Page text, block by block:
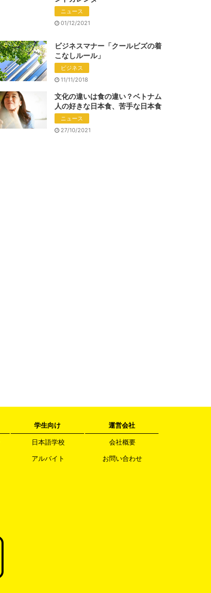
ニュース
01/12/2021
ビジネスマナー「クールビズの着
こなしルール」
ビジネス
11/11/2018
文化の違いは食の違い？ベトナム
人の好きな日本食、苦手な日本食
ニュース
27/10/2021
学生向け
日本語学校
アルバイト
運営会社
会社概要
お問い合わせ